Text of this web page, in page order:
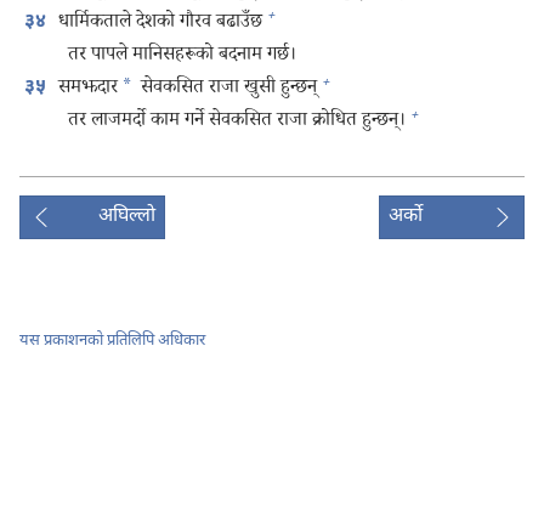
३४ धार्मिकताले देशको गौरव बढाउँछ +
तर पापले मानिसहरूको बदनाम गर्छ।
३५ समझदार * सेवकसित राजा खुसी हुन्छन्‌ +
तर लाजमर्दो काम गर्ने सेवकसित राजा क्रोधित हुन्छन्‌। +
अघिल्लो अर्को
यस प्रकाशनको प्रतिलिपि अधिकार